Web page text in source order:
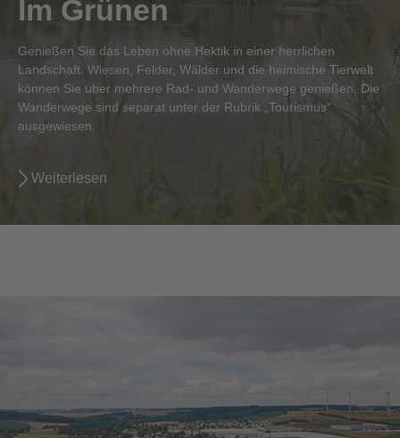
Im Grünen
Genießen Sie das Leben ohne Hektik in einer herrlichen
Landschaft. Wiesen, Felder, Wälder und die heimische Tierwelt
können Sie über mehrere Rad- und Wanderwege genießen. Die
Wanderwege sind separat unter der Rubrik „Tourismus“
ausgewiesen.
Weiterlesen